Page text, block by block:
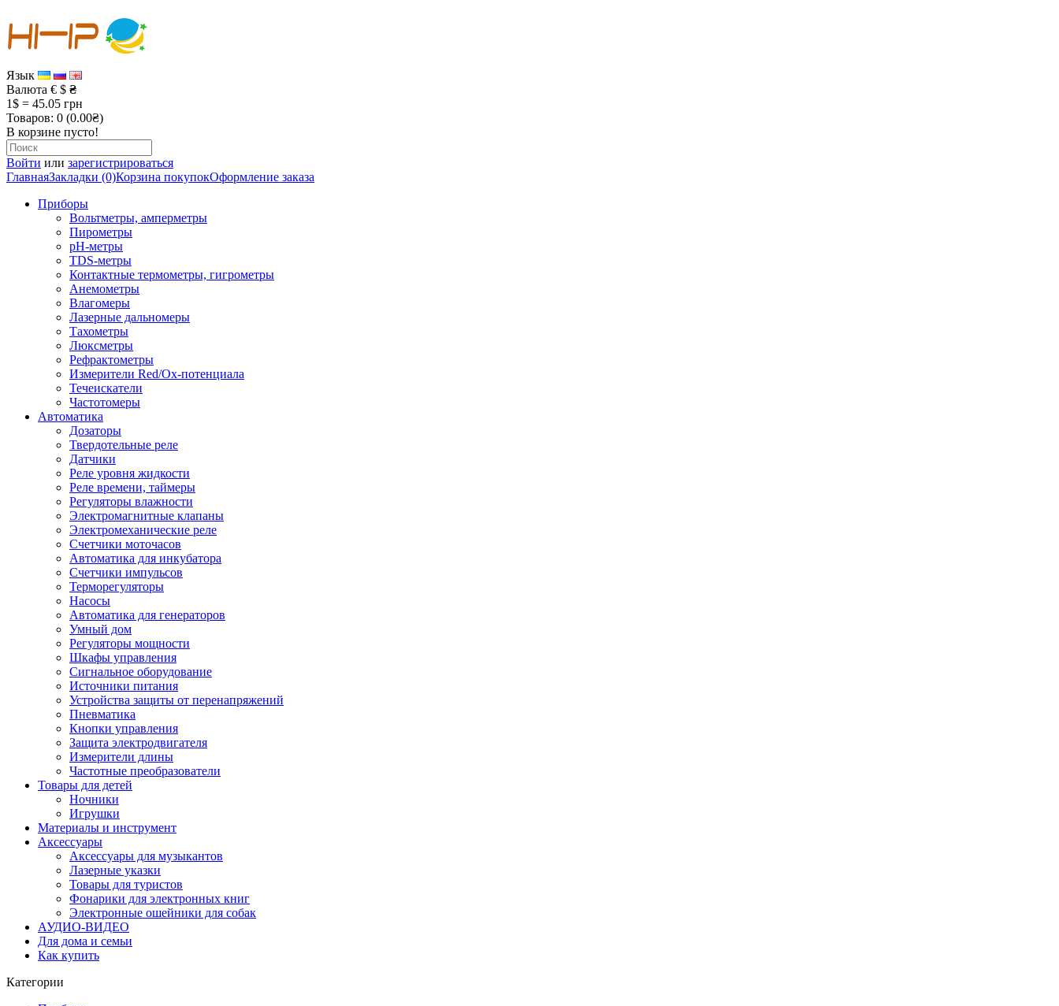
Язык
Валюта € $ ₴
1$ = 45.05 грн
Товаров: 0 (0.00₴)
В корзине пусто!
Войти или зарегистрироваться
ГлавнаяЗакладки (0)Корзина покупокОформление заказа
Приборы
Вольтметры, амперметры
Пирометры
рН-метры
TDS-метры
Контактные термометры, гигрометры
Анемометры
Влагомеры
Лазерные дальномеры
Тахометры
Люксметры
Рефрактометры
Измерители Red/Ox-потенциала
Течеискатели
Частотомеры
Автоматика
Дозаторы
Твердотельные реле
Датчики
Реле уровня жидкости
Реле времени, таймеры
Регуляторы влажности
Электромагнитные клапаны
Электромеханические реле
Счетчики моточасов
Автоматика для инкубатора
Счетчики импульсов
Терморегуляторы
Насосы
Автоматика для генераторов
Умный дом
Регуляторы мощности
Шкафы управления
Сигнальное оборудование
Источники питания
Устройства защиты от перенапряжений
Пневматика
Кнопки управления
Защита электродвигателя
Измерители длины
Частотные преобразователи
Товары для детей
Ночники
Игрушки
Материалы и инструмент
Аксессуары
Аксессуары для музыкантов
Лазерные указки
Товары для туристов
Фонарики для электронных книг
Электронные ошейники для собак
АУДИО-ВИДЕО
Для дома и семьи
Как купить
Категории